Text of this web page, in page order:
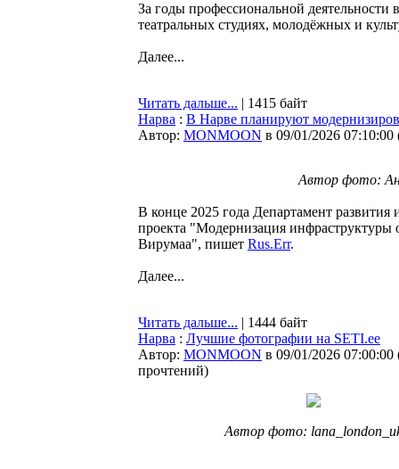
За годы профессиональной
театральных студиях, молодёжных и
Далее...
Читать дальше... | 1415 байт
Нарва : В Нарве планируют
Автор: MONMOON в 09/01/2026 07:10:00
Автор фото:
В конце 2025 года Департамент
проекта "Модернизация инфраструктуры
Вирумаа", пишет Rus.Err.
Далее...
Читать дальше... | 1444 байт
Нарва : Лучшие фотографии на SETI.ee
Автор: MONMOON в 09/01/2026 07:00:00
прочтений)
Автор фото: